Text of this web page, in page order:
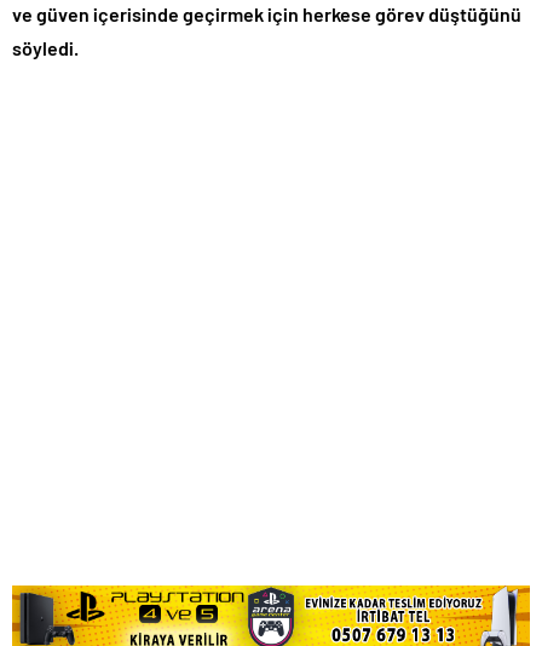
ve güven içerisinde geçirmek için herkese görev düştüğünü
söyledi.